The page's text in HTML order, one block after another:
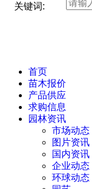
关键词:
首页
苗木报价
产品供应
求购信息
园林资讯
市场动态
图片资讯
国内资讯
企业动态
环球动态